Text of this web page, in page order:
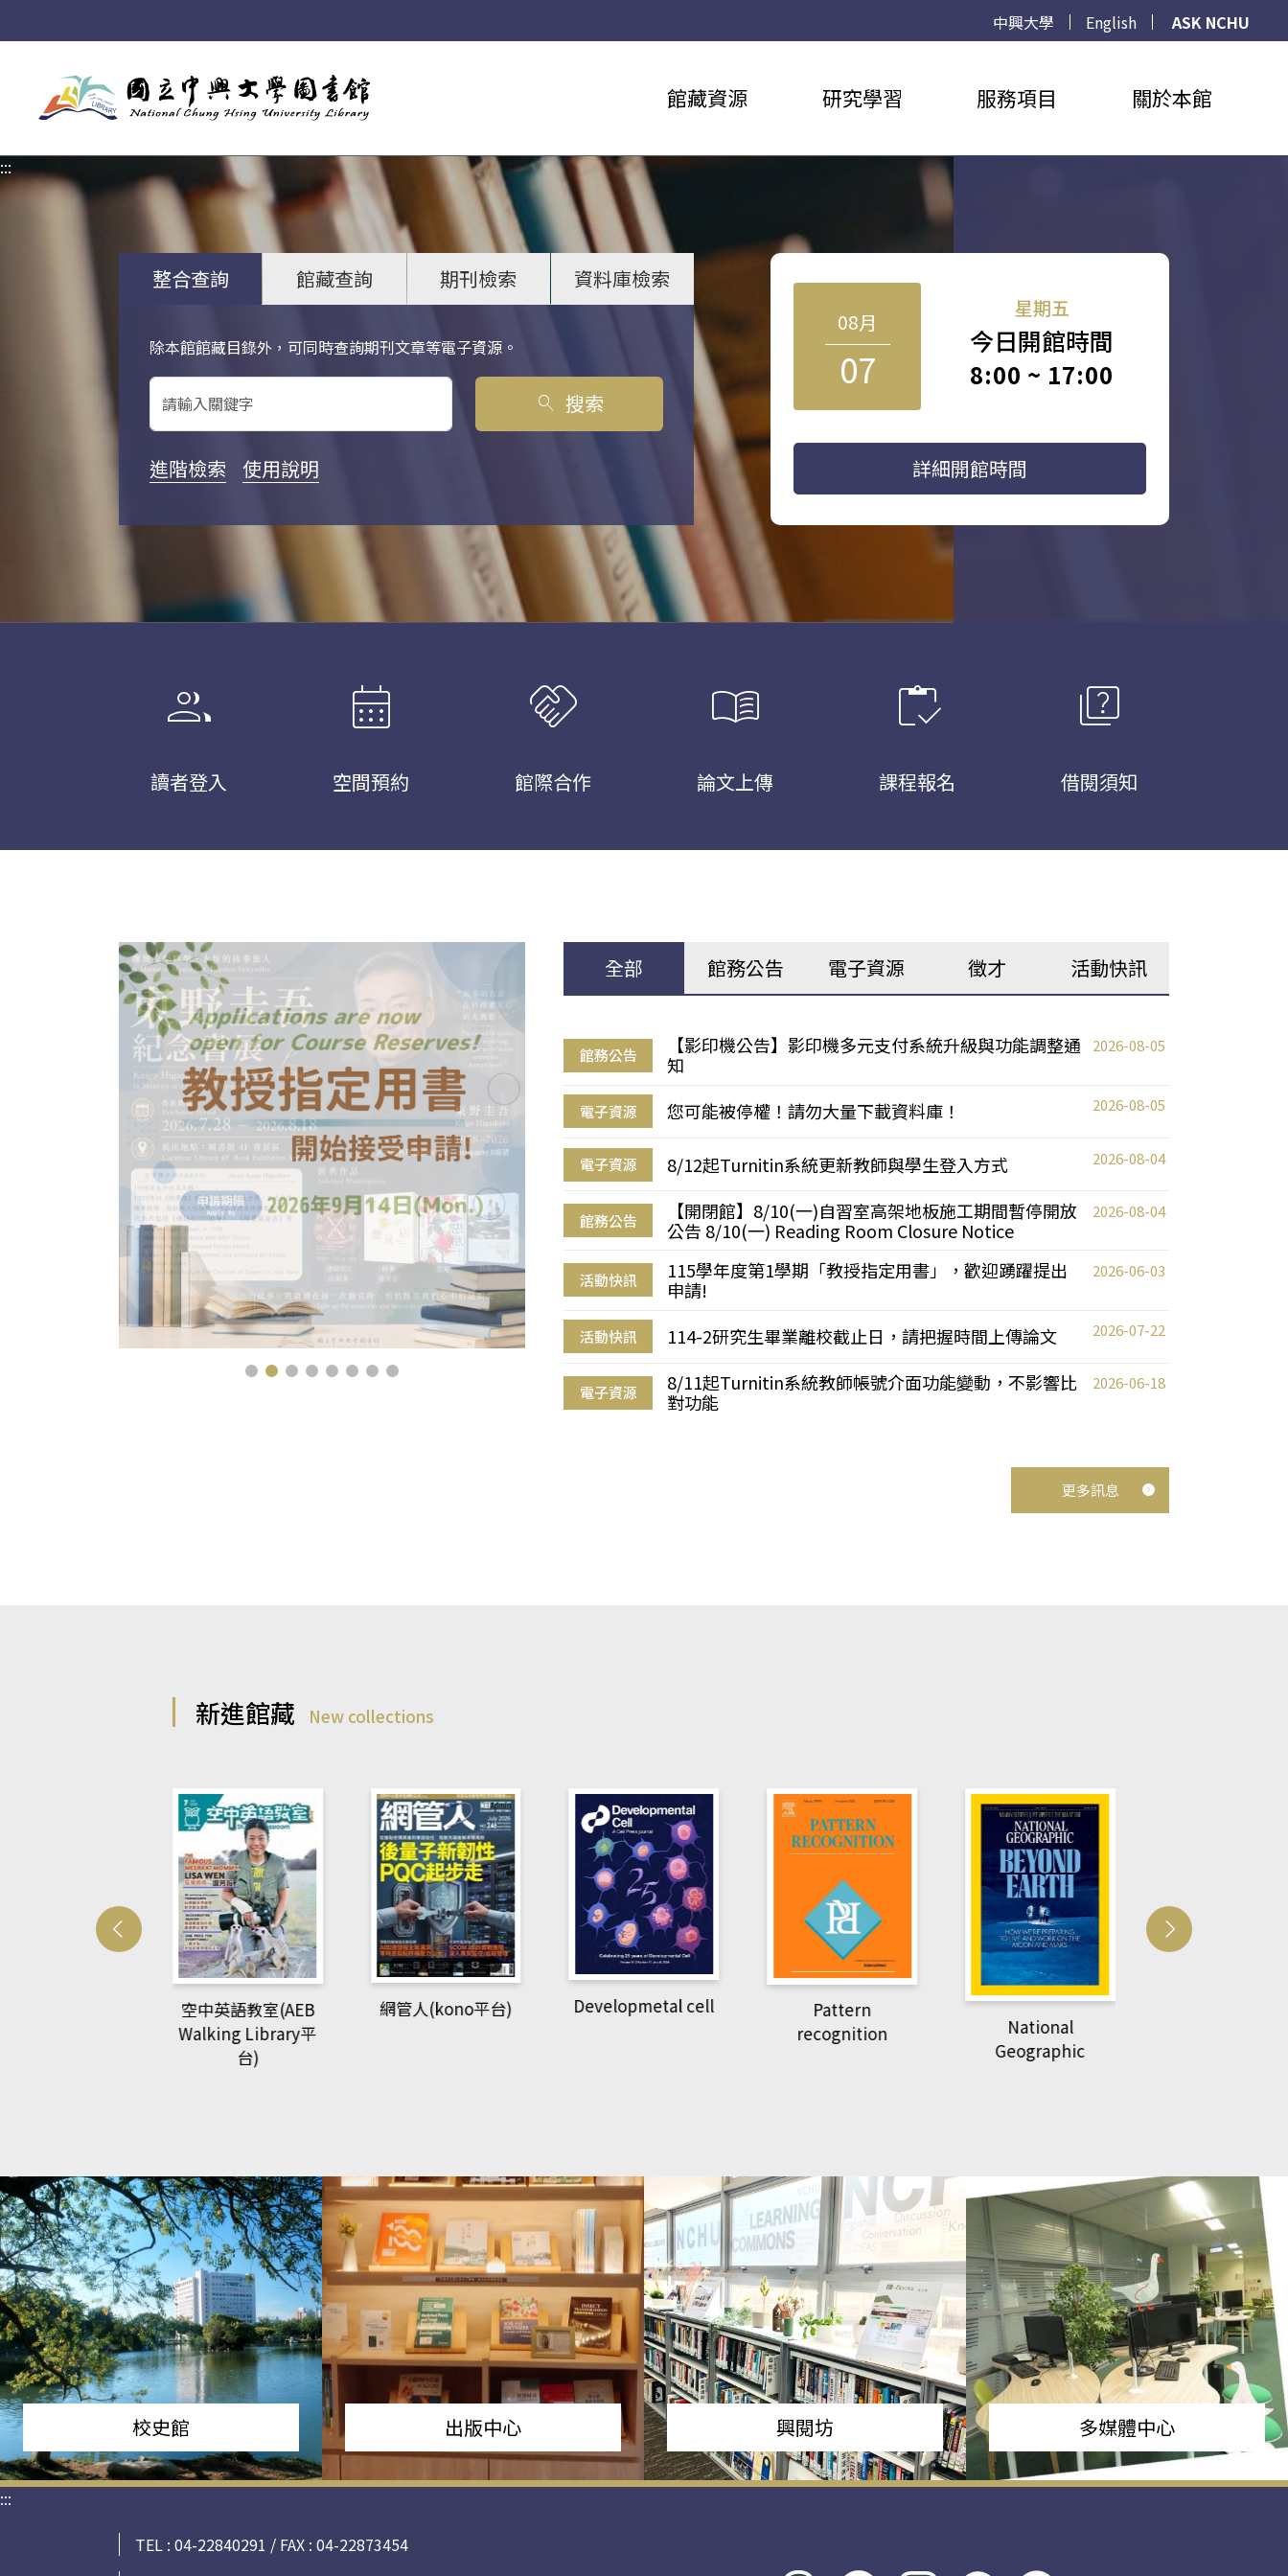
中興大學 English
ASK NCHU
館藏資源 研究學習 服務項目 關於本館
:::
整合查詢 館藏查詢 期刊檢索 資料庫檢索
除本館館藏目錄外，可同時查詢期刊文章等電子資源。
關鍵字搜尋
search 搜索
進階檢索 使用說明
08月
07
星期五
今日開館時間
8:00 ~ 17:00
詳細開館時間
group
讀者登入
calendar_month
空間預約
handshake
館際合作
menu_book
論文上傳
inventory
課程報名
quiz
借閱須知
全部 館務公告 電子資源 徵才 活動快訊
館務公告
【影印機公告】影印機多元支付系統升級與功能調整通
知
2026-08-05
電子資源 您可能被停權！請勿大量下載資料庫！ 2026-08-05
電子資源 8/12起Turnitin系統更新教師與學生登入方式 2026-08-04
館務公告
【開閉館】8/10(一)自習室高架地板施工期間暫停開放
公告 8/10(一) Reading Room Closure Notice
2026-08-04
活動快訊
115學年度第1學期「教授指定用書」，歡迎踴躍提出
申請!
2026-06-03
活動快訊 114-2研究生畢業離校截止日，請把握時間上傳論文 2026-07-22
電子資源
8/11起Turnitin系統教師帳號介面功能變動，不影響比
對功能
2026-06-18
更多訊息
新進館藏 New collections
網管人(kono平台) Developmetal cell
Pattern
National
Geographic
Harvard Business
Review
校史館 出版中心 興閱坊 多媒體中心
:::
TEL : 04-22840291 / FAX : 04-22873454